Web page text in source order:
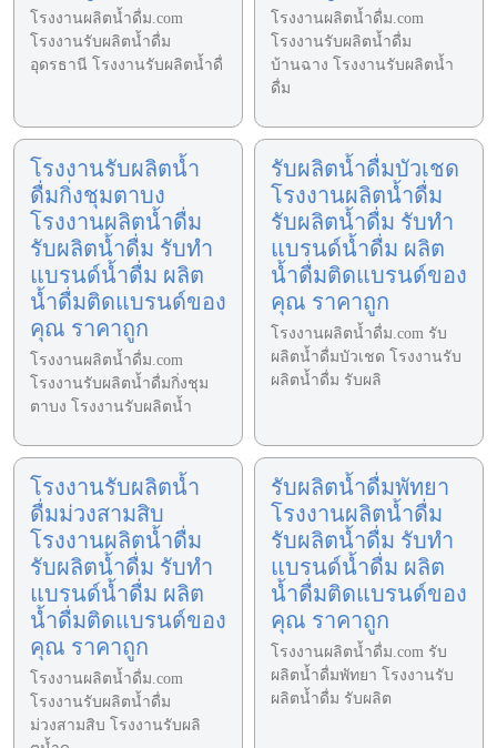
โรงงานผลิตน้ำดื่ม.com
โรงงานรับผลิตน้ำดื่ม
อุดรธานี โรงงานรับผลิตน้ำดื่
โรงงานผลิตน้ำดื่ม.com
โรงงานรับผลิตน้ำดื่ม
บ้านฉาง โรงงานรับผลิตน้ำ
ดื่ม
โรงงานรับผลิตน้ำ
ดื่มกิ่งชุมตาบง
โรงงานผลิตน้ำดื่ม
รับผลิตน้ำดื่ม รับทำ
แบรนด์น้ำดื่ม ผลิต
น้ำดื่มติดแบรนด์ของ
คุณ ราคาถูก
โรงงานผลิตน้ำดื่ม.com
โรงงานรับผลิตน้ำดื่มกิ่งชุม
ตาบง โรงงานรับผลิตน้ำ
รับผลิตน้ำดื่มบัวเชด
โรงงานผลิตน้ำดื่ม
รับผลิตน้ำดื่ม รับทำ
แบรนด์น้ำดื่ม ผลิต
น้ำดื่มติดแบรนด์ของ
คุณ ราคาถูก
โรงงานผลิตน้ำดื่ม.com รับ
ผลิตน้ำดื่มบัวเชด โรงงานรับ
ผลิตน้ำดื่ม รับผลิ
โรงงานรับผลิตน้ำ
ดื่มม่วงสามสิบ
โรงงานผลิตน้ำดื่ม
รับผลิตน้ำดื่ม รับทำ
แบรนด์น้ำดื่ม ผลิต
น้ำดื่มติดแบรนด์ของ
คุณ ราคาถูก
โรงงานผลิตน้ำดื่ม.com
โรงงานรับผลิตน้ำดื่ม
ม่วงสามสิบ โรงงานรับผลิ
รับผลิตน้ำดื่มพัทยา
โรงงานผลิตน้ำดื่ม
รับผลิตน้ำดื่ม รับทำ
แบรนด์น้ำดื่ม ผลิต
น้ำดื่มติดแบรนด์ของ
คุณ ราคาถูก
โรงงานผลิตน้ำดื่ม.com รับ
ผลิตน้ำดื่มพัทยา โรงงานรับ
ผลิตน้ำดื่ม รับผลิต